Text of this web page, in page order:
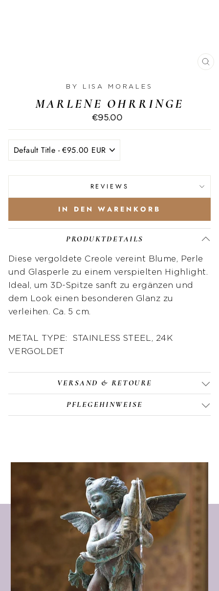
BY LISA MORALES
MARLENE OHRRINGE
€95.00
REVIEWS
IN DEN WARENKORB
PRODUKTDETAILS
Diese vergoldete Creole vereint Blume, Perle
und Glasperle zu einem verspielten Highlight.
Ideal, um 3D-Spitze sanft zu ergänzen und
dem Look einen besonderen Glanz zu
verleihen. Ca. 5 cm.
METAL TYPE: STAINLESS STEEL, 24K
VERGOLDET
viel Liebe zum Detail. In ihrem Atelier in
München entstehen einzigartige Stücke – von
Für jeden Ohrring wählt Lisa hochwertige
Materialien aus: traditionelle, filigrane
Elemente aus kolumbianischer
Handwerkskunst und natürliche
Süßwasserperlen aus Indonesien. So vereint
jedes Schmuckstück internationale Qualität
mit zeitloser, moderner Ästhetik.
VERSAND & RETOURE
PFLEGEHINWEISE